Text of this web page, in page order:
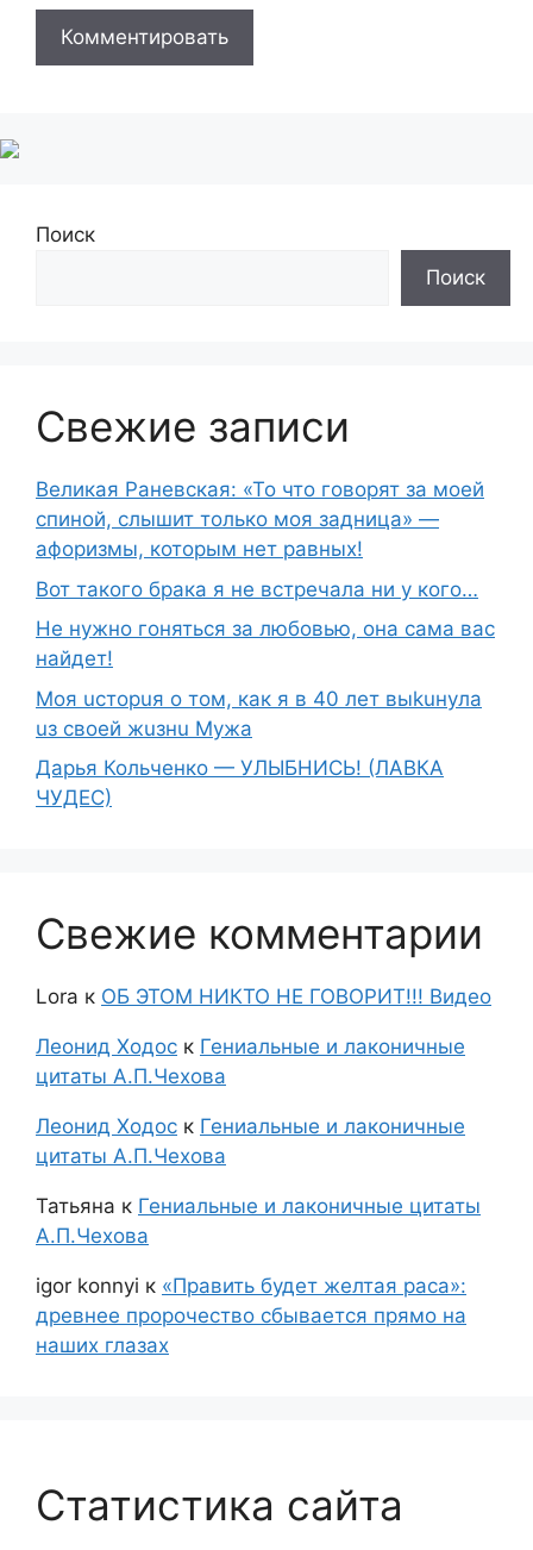
Поиск
Поиск
Свежие записи
Великая Раневская: «То что говорят за моей
спиной, слышит только моя задница» —
афоризмы, которым нет равных!
Вот такого брака я не встречала ни у кого…
Не нужно гоняться за любовью, она сама вас
найдет!
Moя ucтopuя о том, как я в 40 лет выkuнyлa
uз свoeй жuзнu Myжа
Дарья Кольченко — УЛЫБНИСЬ! (ЛАВКА
ЧУДЕС)
Свежие комментарии
Lora к ОБ ЭТОМ НИКТО НЕ ГОВОРИТ!!! Видео
Леонид Ходос к Гениальные и лаконичные
цитаты А.П.Чехова
Леонид Ходос к Гениальные и лаконичные
цитаты А.П.Чехова
Татьяна к Гениальные и лаконичные цитаты
А.П.Чехова
igor konnyi к «Править будет желтая раса»:
древнее пророчество сбывается прямо на
наших глазах
Статистика сайта